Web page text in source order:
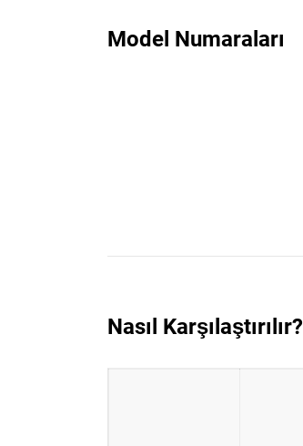
Model Numaraları
Nasıl Karşılaştırılır?